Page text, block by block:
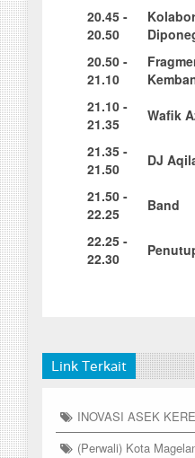
20.45 -
20.50
20.50 -
21.10
F
21.10 -
21.35
Wafik
21.35 -
21.50
DJ
21.50 -
22.25
Band
22.25 -
22.30
Link Terkait
INOVASI ASEK
(Perwali) Kota